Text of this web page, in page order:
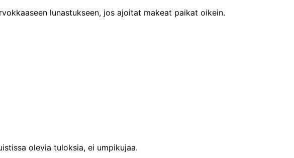
lunastukseen, jos ajoitat makeat paikat oikein.
olevia tuloksia, ei umpikujaa.